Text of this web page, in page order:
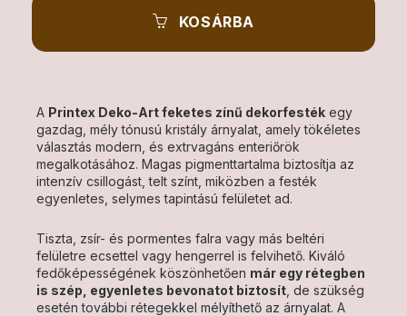
KOSÁRBA
A Printex Deko-Art feketes zínű dekorfesték egy
gazdag, mély tónusú kristály árnyalat, amely tökéletes
választás modern, és extrvagáns enteriőrök
megalkotásához. Magas pigmenttartalma biztosítja az
intenzív csillogást, telt színt, miközben a festék
egyenletes, selymes tapintású felületet ad.
Tiszta, zsír- és pormentes falra vagy más beltéri
felületre ecsettel vagy hengerrel is felvihető. Kiváló
fedőképességének köszönhetően már egy rétegben
is szép, egyenletes bevonatot biztosít , de szükség
esetén további rétegekkel mélyíthető az árnyalat. A